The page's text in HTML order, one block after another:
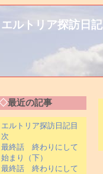
エルトリア探訪日記
最近の記事
エルトリア探訪日記目
次
最終話 終わりにして
始まり（下）
最終話 終わりにして